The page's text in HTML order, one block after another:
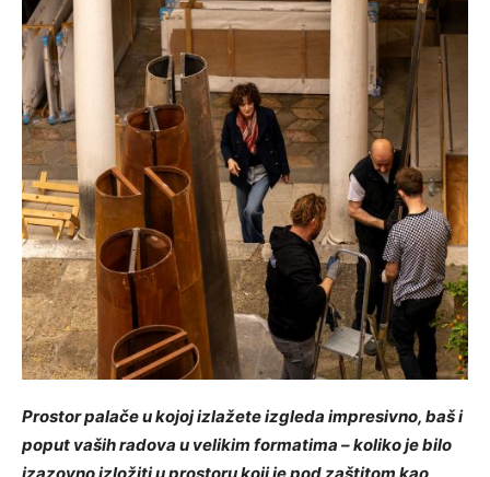
Prostor palače u kojoj izlažete izgleda impresivno, baš i
poput vaših radova u velikim formatima – koliko je bilo